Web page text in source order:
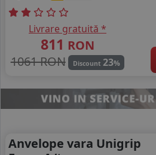
Livrare gratuită *
811 RON
1061 RON
Discount 23%
Anvelope vara Unigrip